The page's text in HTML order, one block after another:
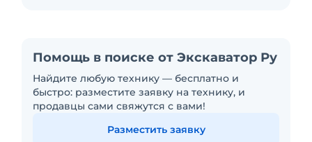
Помощь в поиске от Экскаватор Ру
Найдите любую технику — бесплатно и
быстро: разместите заявку на технику, и
продавцы сами свяжутся с вами!
Разместить заявку